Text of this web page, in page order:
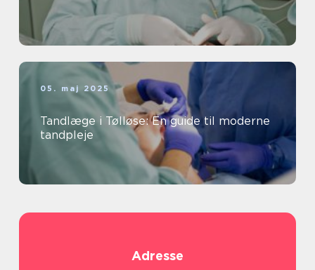
05. maj 2025
Tandlæge i Tølløse: En guide til moderne
tandpleje
Adresse